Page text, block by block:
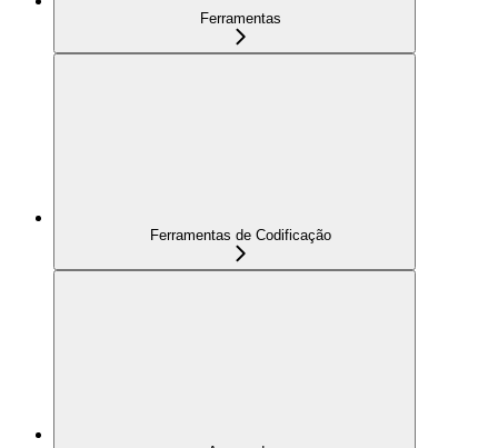
Ferramentas
Ferramentas de Codificação